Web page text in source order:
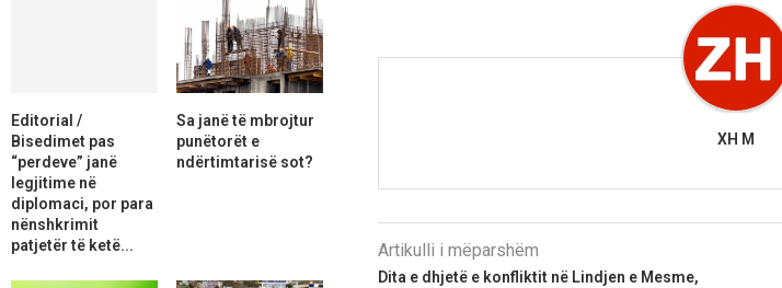
XH M
Artikulli i mëparshëm
Dita e dhjetë e konfliktit në Lindjen e Mesme,
Editorial /
Bisedimet pas
“perdeve” janë
legjitime në
diplomaci, por para
nënshkrimit
patjetër të ketë...
Sa janë të mbrojtur
punëtorët e
ndërtimtarisë sot?